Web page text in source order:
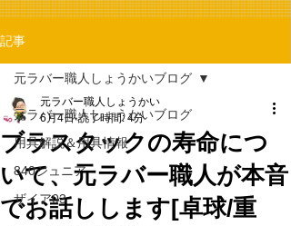
記事
元ラバー職人しょうかいブログ
用具解説＆用具情報
840ジュニア
ザイア03
元ラバー職人しょうかいブログ
ブラスタックの寿命につ
いて、元ラバー職人が本音
でお話しします[卓球/重
元ラバー職人しょうかい
6月4日 読了時間: 4分